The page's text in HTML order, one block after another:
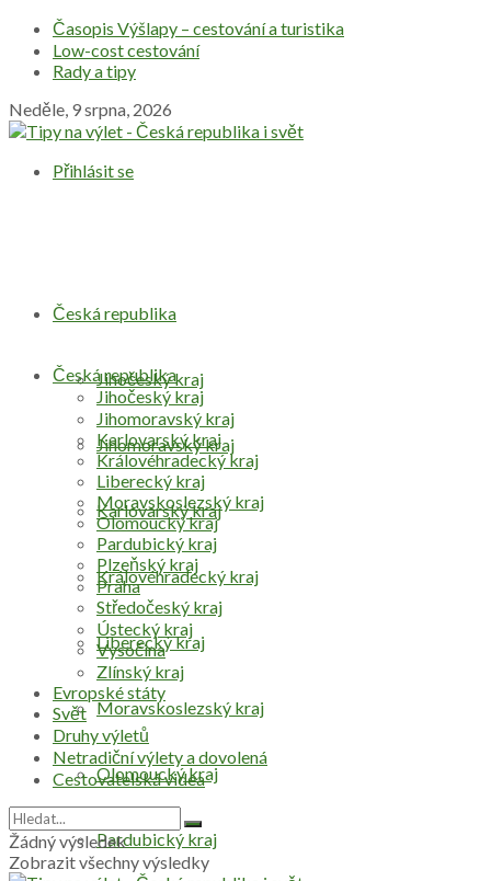
Časopis Výšlapy – cestování a turistika
Low-cost cestování
Rady a tipy
Neděle, 9 srpna, 2026
Přihlásit se
Česká republika
Jihočeský kraj
Jihomoravský kraj
Karlovarský kraj
Královéhradecký kraj
Liberecký kraj
Moravskoslezský kraj
Olomoucký kraj
Pardubický kraj
Česká republika
Jihočeský kraj
Jihomoravský kraj
Karlovarský kraj
Královéhradecký kraj
Liberecký kraj
Moravskoslezský kraj
Olomoucký kraj
Pardubický kraj
Plzeňský kraj
Praha
Středočeský kraj
Ústecký kraj
Vysočina
Zlínský kraj
Evropské státy
Svět
Druhy výletů
Netradiční výlety a dovolená
Cestovatelská videa
Žádný výsledek
Zobrazit všechny výsledky